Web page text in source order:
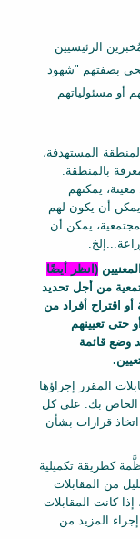
الرئيسيين
بصفتهم "شهود
أو مسئولياتهم
المستهدفة،
بالمنطقة.
يمكنهم
أن يكون لهم
يمكن أن
(انظر أيضًا
من أجل تحديد
اقتراح أفراد من
حتى تعيينهم
وضع قائمة
المقرر إجراؤها
الخاص بك. على كل
قرارات بشأن
كطريقة تكميلية
من المقابلات
كانت المقابلات
المزيد من